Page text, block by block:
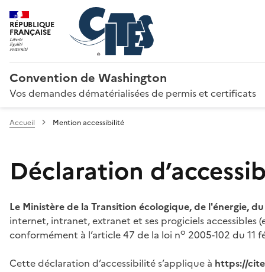
RÉPUBLIQUE
FRANÇAISE
Convention de Washington
Vos demandes dématérialisées de permis et certificats
Accueil Mention accessibilité
Déclaration
Le Ministère de la Transition écologique, de l'énergie,
internet, intranet, extranet et ses progiciels
conformément à l’article 47 de la loi no 2005-102 du 11
Cette déclaration d’accessibilité s’applique à https://